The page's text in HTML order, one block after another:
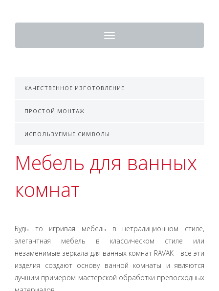
Toggle
navigation
КАЧЕСТВЕННОЕ ИЗГОТОВЛЕНИЕ
ПРОСТОЙ МОНТАЖ
ИСПОЛЬЗУЕМЫЕ СИМВОЛЫ
Мебель для ванных
комнат
Будь то игривая мебель в нетрадиционном стиле,
элегантная мебель в классическом стиле или
незаменимые зеркала для ванных комнат RAVAK - все эти
изделия создают основу ванной комнаты и являются
лучшим примером мастерской обработки превосходных